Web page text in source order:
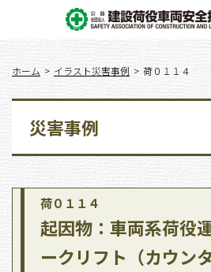
ホーム イラスト災害事例 荷０１１４
災害事例
荷０１１４
起因物：車両系荷役
ークリフト（カウン